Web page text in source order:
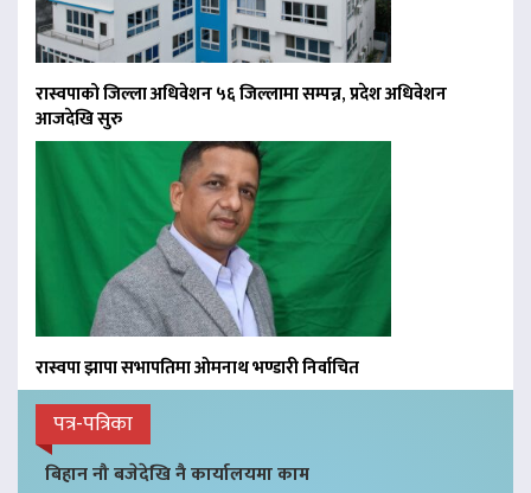
रास्वपाको जिल्ला अधिवेशन ५६ जिल्लामा सम्पन्न, प्रदेश अधिवेशन
आजदेखि सुरु
रास्वपा झापा सभापतिमा ओमनाथ भण्डारी निर्वाचित
पत्र-पत्रिका
बिहान नौ बजेदेखि नै कार्यालयमा काम